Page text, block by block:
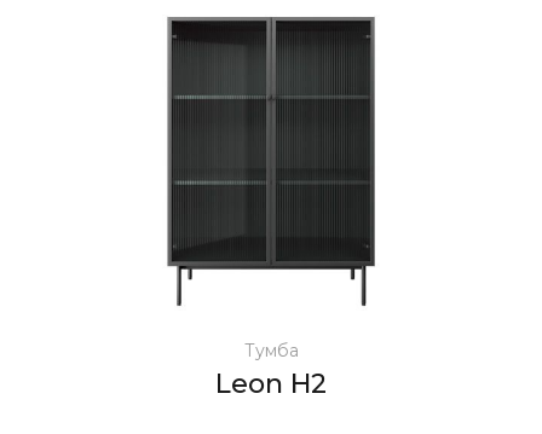
Тумба
Leon H2